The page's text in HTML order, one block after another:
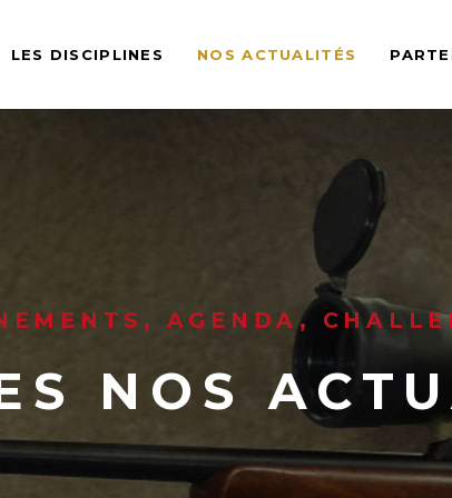
LES DISCIPLINES NOS ACTUALITÉS
AGENDA,
NOS